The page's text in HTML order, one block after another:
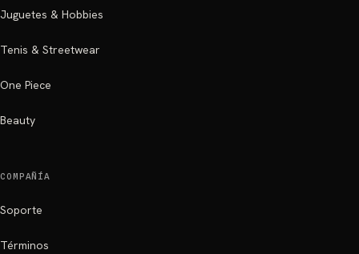
Juguetes & Hobbies
Tenis & Streetwear
One Piece
Beauty
COMPAÑÍA
Soporte
Términos